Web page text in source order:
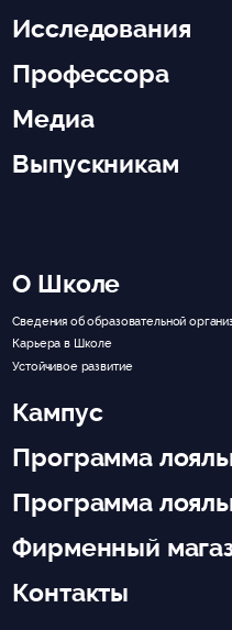
Исследования
Профессора
Медиа
Выпускникам
О Школе
Сведения об образовательной
Карьера в Школе
Устойчивое развитие
Кампус
Программа
Программа
Фирменный
Контакты